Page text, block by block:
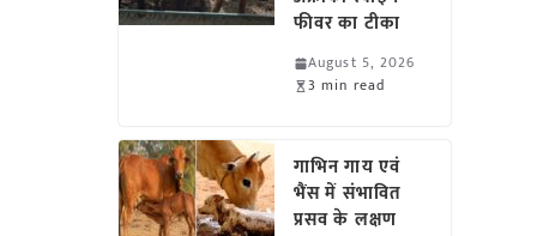
फीवर का टीका
August 5, 2026
3 min read
गाभिन गाय एवं
भैंस में संभावित
प्रसव के लक्षण